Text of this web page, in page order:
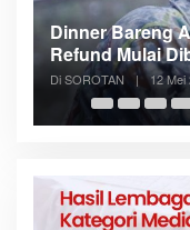
Dinner Bareng
Refund Mulai
Di SOROTAN | 12 Mei